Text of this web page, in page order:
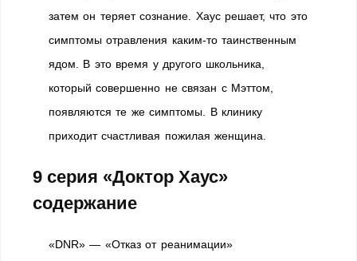
затем он теряет сознание. Хаус решает, что это
симптомы отравления каким-то таинственным
ядом. В это время у другого школьника,
который совершенно не связан с Мэттом,
появляются те же симптомы. В клинику
приходит счастливая пожилая женщина.
9 серия «Доктор Хаус»
содержание
«DNR» — «Отказ от реанимации»